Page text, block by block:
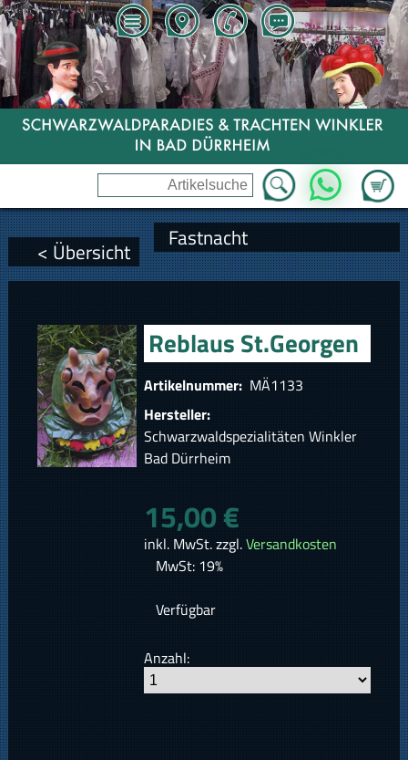
Zum
WhatsApp
< Übersicht Fastnacht
Reblaus St.Georgen
Artikelnummer: MÄ1133
Hersteller:
Schwarzwaldspezialitäten Winkler
Bad Dürrheim
15,00 €
inkl. MwSt. zzgl.Versandkosten
MwSt: 19%
Verfügbar
Anzahl: